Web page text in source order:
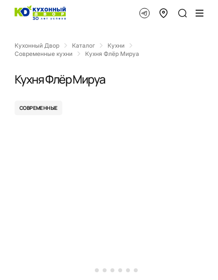
Кухонный Двор Каталог
Кухни
Современные кухни
Кухня Флёр Мируа
Кухня Флёр Мируа
СОВРЕМЕННЫЕ